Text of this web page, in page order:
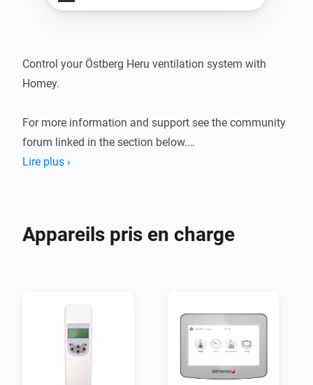
Control your Östberg Heru ventilation system with
Homey.
For more information and support see the community
forum linked in the section below.
I take no responsibility for any damages caused by the
use of this app.
Lire plus ›
Appareils pris en charge